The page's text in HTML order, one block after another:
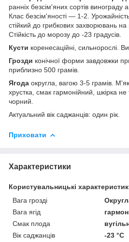
ранніх безсім'яних сортів винограду
Клас безсім'яності — 1-2.
стійкий до грибкових захворювань на
Стійкість до морозу до -23 градусів.
Кусти коренесаційні, сильнорослі.
Грозди конічної форми завдовжки
приблизно 500 грамів.
Ягода округла, вагою 3-5 грамів.
хрустка, смак гармонійний, шкірка не
чорний.
Актуальний вік саджанців: один рік.
Приховати
Характеристики
Користувальницькі
Вага грозді
Вага ягід
Смак плода
Вік саджанців
-23 °C